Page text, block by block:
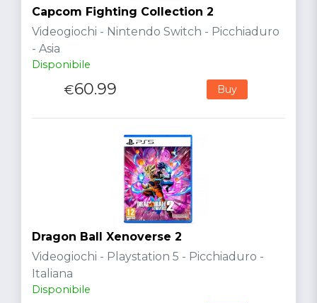
Capcom Fighting Collection 2
Videogiochi - Nintendo Switch - Picchiaduro
- Asia
Disponibile
€60.99 Buy
Dragon Ball Xenoverse 2
Videogiochi - Playstation 5 - Picchiaduro -
Italiana
Disponibile